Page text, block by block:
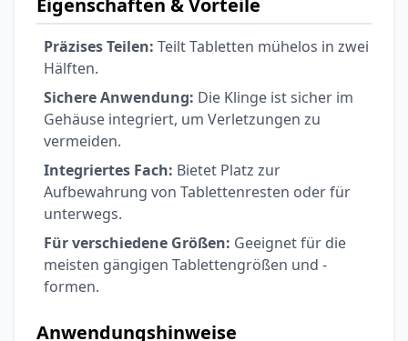
Light AP+M
17,31 € 19,90 € -13%
BEAUTY & PFLEGE
Dexeryl
Pflegecreme für
die ganze Familie
5,91 € 6,35 € -7%
Linola Forte
Shampoo für
juckende, trockene
oder zu
Schuppenflechte
neigende Kopfhaut
12,28 € 16,37 € -25%
ARZNEIMITTEL & GESUNDHEIT
Vagisan Milchsäure
– Zäpfchen zur
pH-Wert-
12,89 €
OHROPAX® Classic
Eigenschaften & Vorteile
Präzises Teilen: Teilt Tabletten mühelos in zwei
Hälften.
Sichere Anwendung: Die Klinge ist sicher im
Gehäuse integriert, um Verletzungen zu
vermeiden.
Integriertes Fach: Bietet Platz zur
Aufbewahrung von Tablettenresten oder für
unterwegs.
Für verschiedene Größen: Geeignet für die
meisten gängigen Tablettengrößen und -
formen.
Anwendungshinweise